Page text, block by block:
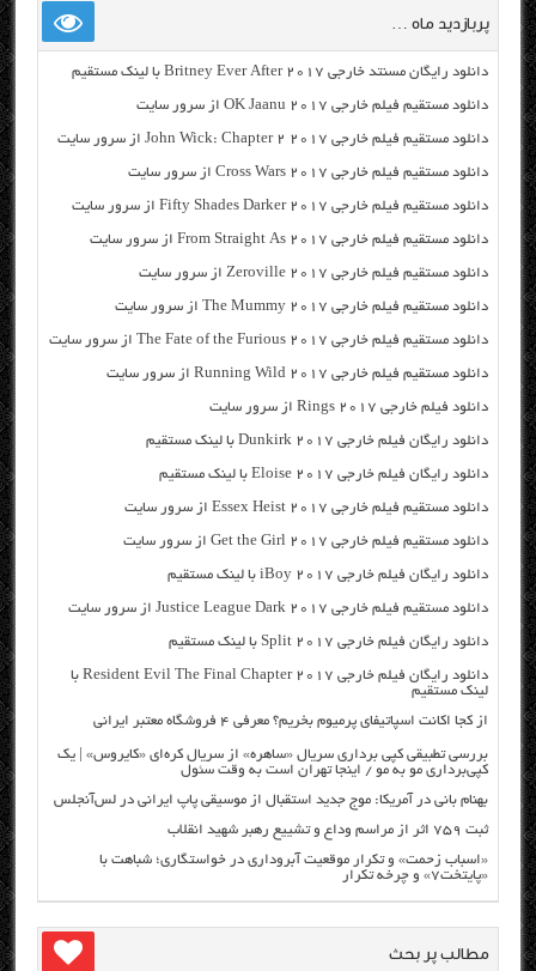
پربازدید ماه …
دانلود رایگان مسنتد خارجی Britney Ever After 2017 با لینک مستقیم
دانلود مستقیم فیلم خارجی OK Jaanu 2017 از سرور سایت
دانلود مستقیم فیلم خارجی John Wick: Chapter 2 2017 از سرور سایت
دانلود مستقیم فیلم خارجی Cross Wars 2017 از سرور سایت
دانلود مستقیم فیلم خارجی Fifty Shades Darker 2017 از سرور سایت
دانلود مستقیم فیلم خارجی From Straight As 2017 از سرور سایت
دانلود مستقیم فیلم خارجی Zeroville 2017 از سرور سایت
دانلود مستقیم فیلم خارجی The Mummy 2017 از سرور سایت
دانلود مستقیم فیلم خارجی The Fate of the Furious 2017 از سرور سایت
دانلود مستقیم فیلم خارجی Running Wild 2017 از سرور سایت
دانلود فیلم خارجی Rings 2017 از سرور سایت
دانلود رایگان فیلم خارجی Dunkirk 2017 با لینک مستقیم
دانلود رایگان فیلم خارجی Eloise 2017 با لینک مستقیم
دانلود مستقیم فیلم خارجی Essex Heist 2017 از سرور سایت
دانلود مستقیم فیلم خارجی Get the Girl 2017 از سرور سایت
دانلود رایگان فیلم خارجی iBoy 2017 با لینک مستقیم
دانلود مستقیم فیلم خارجی Justice League Dark 2017 از سرور سایت
دانلود رایگان فیلم خارجی Split 2017 با لینک مستقیم
دانلود رایگان فیلم خارجی Resident Evil The Final Chapter 2017 با
لینک مستقیم
از کجا اکانت اسپاتیفای پرمیوم بخریم؟ معرفی ۴ فروشگاه معتبر ایرانی
بررسی تطبیقی کپی برداری سریال «ساهره» از سریال کره‌ای «کایروس» | یک
کپی‌برداری مو به مو / اینجا تهران است به وقت سئول
بهنام بانی در آمریکا: موج جدید استقبال از موسیقی پاپ ایرانی در لس‌آنجلس
ثبت ۷۵۹ اثر از مراسم وداع و تشییع رهبر شهید انقلاب
«اسباب زحمت» و تکرار موقعیت آبروداری در خواستگاری؛ شباهت با
«پایتخت۷» و چرخه تکرار
مطالب پر بحث